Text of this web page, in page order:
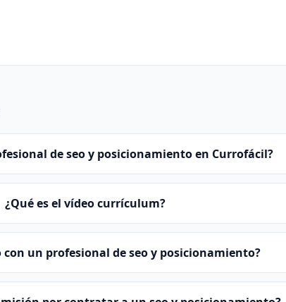
de seo y posicionamiento en Currofácil?
¿Qué es el vídeo currículum?
con un profesional de seo y posicionamiento?